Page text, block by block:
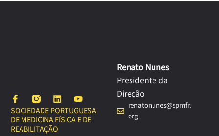
SOCIEDADE PORTUGUESA
DE MEDICINA FÍSICA E DE
REABILITAÇÃO
Renato Nunes
Presidente da
Direção
renatonunes@spmfr.
org